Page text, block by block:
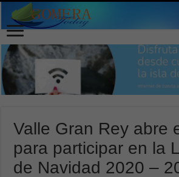
Valle Gran Rey abre
para participar en la
de Navidad 2020 –